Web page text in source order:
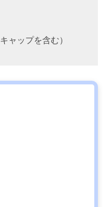
ャップを含む）